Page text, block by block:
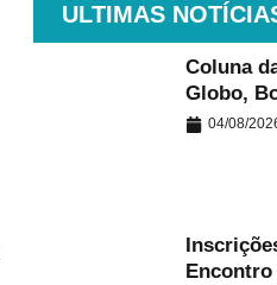
ULTIMAS
Coluna
Globo,
04/08/
Encontro